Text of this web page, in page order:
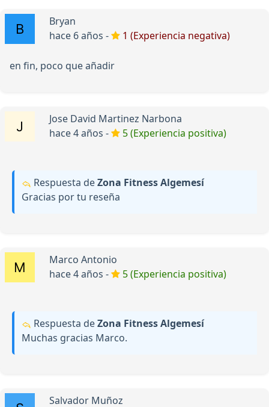
Bryan
hace 6 años -
1 (Experiencia negativa)
en fin, poco que añadir
Jose David Martinez Narbona
hace 4 años -
5 (Experiencia positiva)
Respuesta deZona Fitness Algemesí
Gracias por tu reseña
Marco Antonio
hace 4 años -
5 (Experiencia positiva)
Respuesta deZona Fitness Algemesí
Muchas gracias Marco.
Salvador Muñoz